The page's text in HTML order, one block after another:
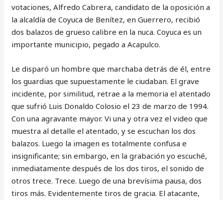
votaciones, Alfredo Cabrera, candidato de la oposición a
la alcaldía de Coyuca de Benítez, en Guerrero, recibió
dos balazos de grueso calibre en la nuca. Coyuca es un
importante municipio, pegado a Acapulco.
Le disparó un hombre que marchaba detrás de él, entre
los guardias que supuestamente le ciudaban. El grave
incidente, por similitud, retrae a la memoria el atentado
que sufrió Luis Donaldo Colosio el 23 de marzo de 1994.
Con una agravante mayor. Vi una y otra vez el video que
muestra al detalle el atentado, y se escuchan los dos
balazos. Luego la imagen es totalmente confusa e
insignificante; sin embargo, en la grabación yo escuché,
inmediatamente después de los dos tiros, el sonido de
otros trece. Trece. Luego de una brevísima pausa, dos
tiros más. Evidentemente tiros de gracia. El atacante,